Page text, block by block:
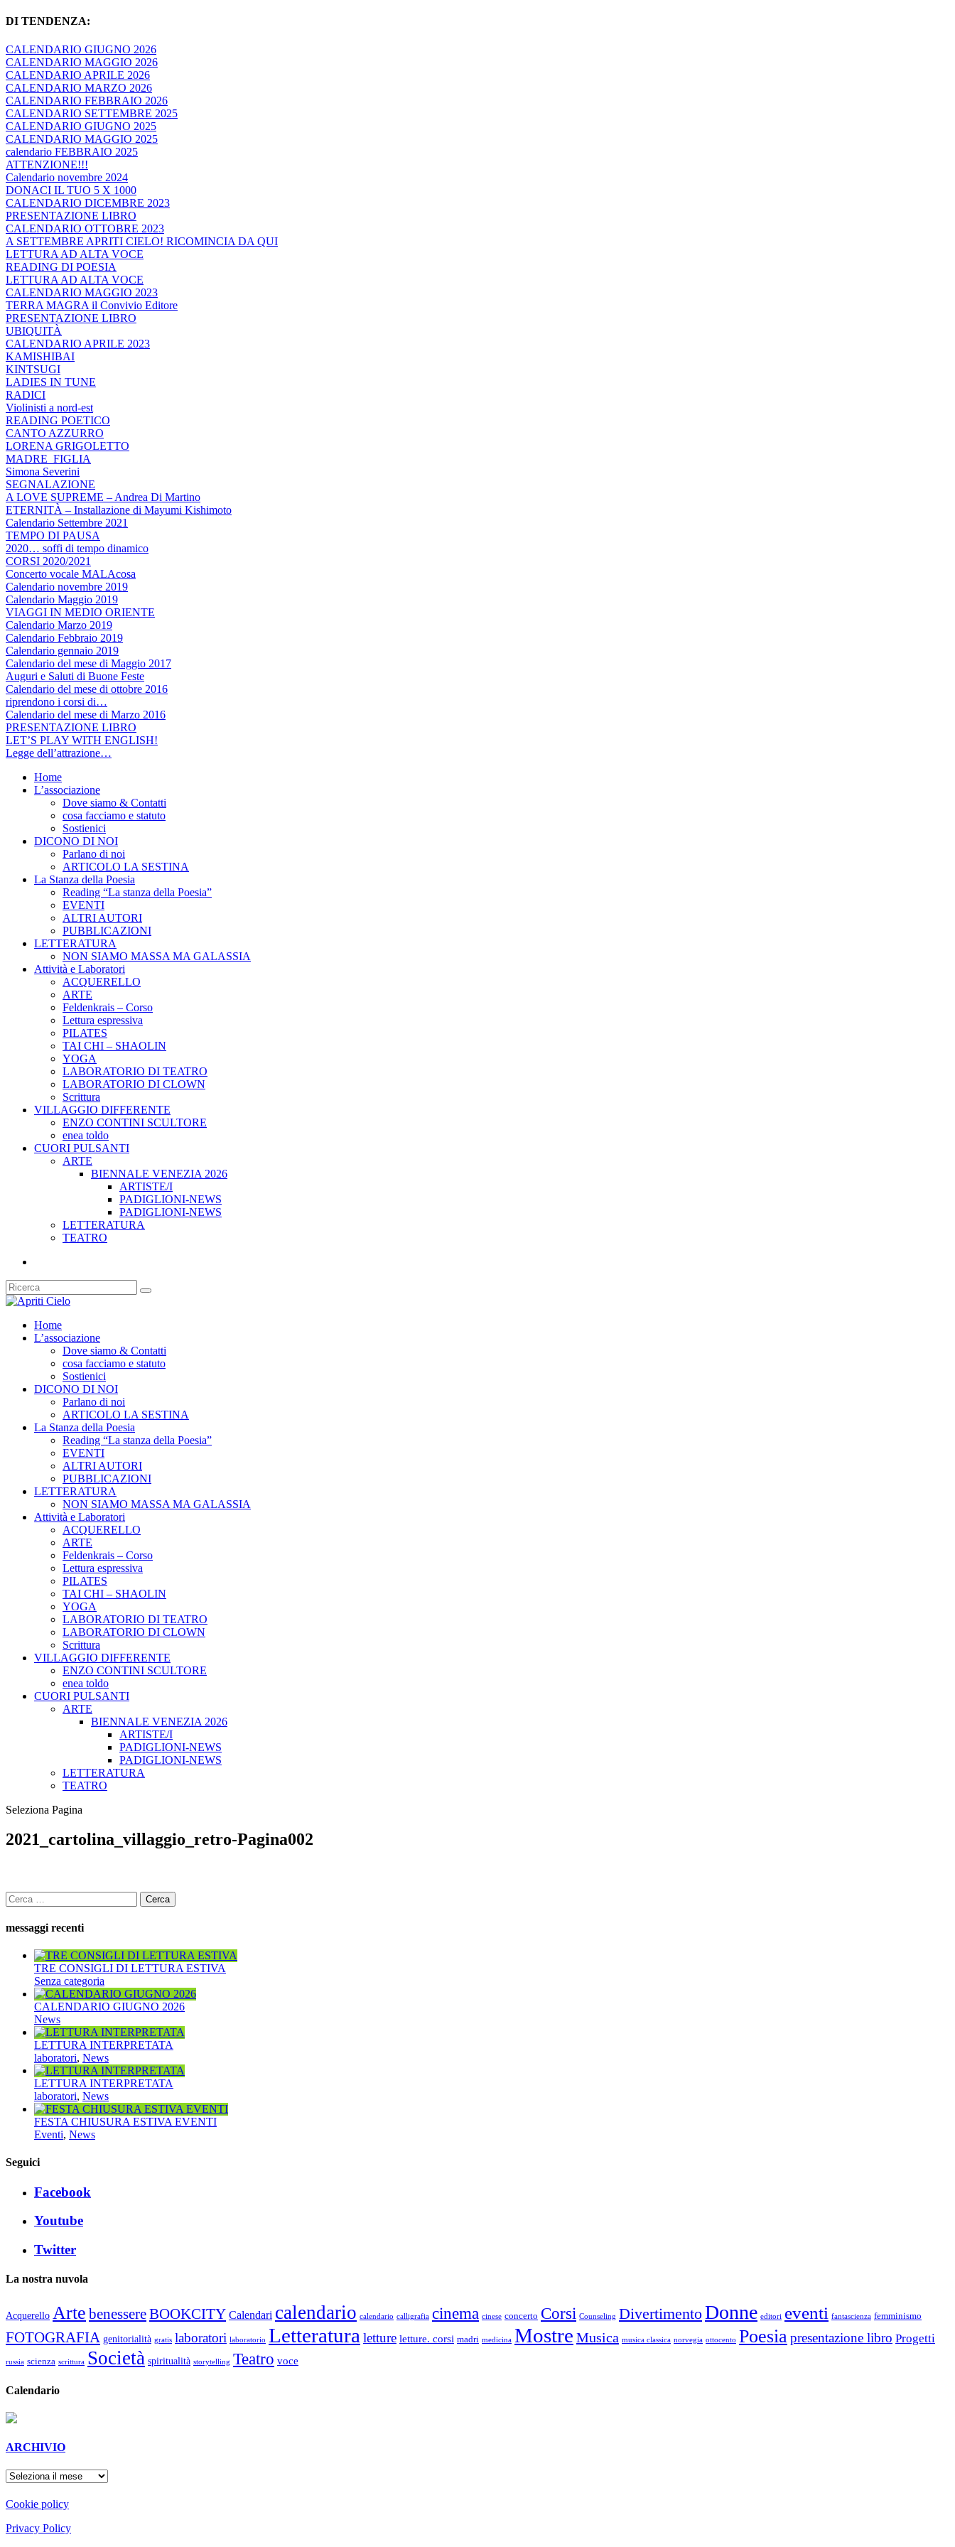
DI TENDENZA:
CALENDARIO GIUGNO 2026
CALENDARIO MAGGIO 2026
CALENDARIO APRILE 2026
CALENDARIO MARZO 2026
CALENDARIO FEBBRAIO 2026
CALENDARIO SETTEMBRE 2025
CALENDARIO GIUGNO 2025
CALENDARIO MAGGIO 2025
calendario FEBBRAIO 2025
ATTENZIONE!!!
Calendario novembre 2024
DONACI IL TUO 5 X 1000
CALENDARIO DICEMBRE 2023
PRESENTAZIONE LIBRO
CALENDARIO OTTOBRE 2023
A SETTEMBRE APRITI CIELO! RICOMINCIA DA QUI
LETTURA AD ALTA VOCE
READING DI POESIA
LETTURA AD ALTA VOCE
CALENDARIO MAGGIO 2023
TERRA MAGRA il Convivio Editore
PRESENTAZIONE LIBRO
UBIQUITÀ
CALENDARIO APRILE 2023
KAMISHIBAI
KINTSUGI
LADIES IN TUNE
RADICI
Violinisti a nord-est
READING POETICO
CANTO AZZURRO
LORENA GRIGOLETTO
MADRE_FIGLIA
Simona Severini
SEGNALAZIONE
A LOVE SUPREME – Andrea Di Martino
ETERNITÀ – Installazione di Mayumi Kishimoto
Calendario Settembre 2021
TEMPO DI PAUSA
2020… soffi di tempo dinamico
CORSI 2020/2021
Concerto vocale MALAcosa
Calendario novembre 2019
Calendario Maggio 2019
VIAGGI IN MEDIO ORIENTE
Calendario Marzo 2019
Calendario Febbraio 2019
Calendario gennaio 2019
Calendario del mese di Maggio 2017
Auguri e Saluti di Buone Feste
Calendario del mese di ottobre 2016
riprendono i corsi di…
Calendario del mese di Marzo 2016
PRESENTAZIONE LIBRO
LET’S PLAY WITH ENGLISH!
Legge dell’attrazione…
Home
L’associazione
Dove siamo & Contatti
cosa facciamo e statuto
Sostienici
DICONO DI NOI
Parlano di noi
ARTICOLO LA SESTINA
La Stanza della Poesia
Reading “La stanza della Poesia”
EVENTI
ALTRI AUTORI
PUBBLICAZIONI
LETTERATURA
NON SIAMO MASSA MA GALASSIA
Attività e Laboratori
ACQUERELLO
ARTE
Feldenkrais – Corso
Lettura espressiva
PILATES
TAI CHI – SHAOLIN
YOGA
LABORATORIO DI TEATRO
LABORATORIO DI CLOWN
Scrittura
VILLAGGIO DIFFERENTE
ENZO CONTINI SCULTORE
enea toldo
CUORI PULSANTI
ARTE
BIENNALE VENEZIA 2026
ARTISTE/I
PADIGLIONI-NEWS
PADIGLIONI-NEWS
LETTERATURA
TEATRO
Home
L’associazione
Dove siamo & Contatti
cosa facciamo e statuto
Sostienici
DICONO DI NOI
Parlano di noi
ARTICOLO LA SESTINA
La Stanza della Poesia
Reading “La stanza della Poesia”
EVENTI
ALTRI AUTORI
PUBBLICAZIONI
LETTERATURA
NON SIAMO MASSA MA GALASSIA
Attività e Laboratori
ACQUERELLO
ARTE
Feldenkrais – Corso
Lettura espressiva
PILATES
TAI CHI – SHAOLIN
YOGA
LABORATORIO DI TEATRO
LABORATORIO DI CLOWN
Scrittura
VILLAGGIO DIFFERENTE
ENZO CONTINI SCULTORE
enea toldo
CUORI PULSANTI
ARTE
BIENNALE VENEZIA 2026
ARTISTE/I
PADIGLIONI-NEWS
PADIGLIONI-NEWS
LETTERATURA
TEATRO
Seleziona Pagina
2021_cartolina_villaggio_retro-Pagina002
Ricerca
per:
messaggi recenti
TRE CONSIGLI DI LETTURA ESTIVA
Senza categoria
CALENDARIO GIUGNO 2026
News
LETTURA INTERPRETATA
laboratori, News
LETTURA INTERPRETATA
laboratori, News
FESTA CHIUSURA ESTIVA EVENTI
Eventi, News
Seguici
Facebook
Youtube
Twitter
La nostra nuvola
Acquerello Arte benessereBOOKCITY Calendari calendario calendario calligrafia cinema cinese concerto Corsi Counseling DivertimentoDonne editori eventi fantascienza femminismo
FOTOGRAFIA genitorialità gratis laboratori laboratorio Letteratura letture letture. corsi madri medicina Mostre Musica musica classica norvegia ottocento Poesia presentazione libro Progetti
russia scienza scrittura Società spiritualità storytelling Teatro voce
Calendario
ARCHIVIO
ARCHIVIO
Cookie policy
Privacy Policy